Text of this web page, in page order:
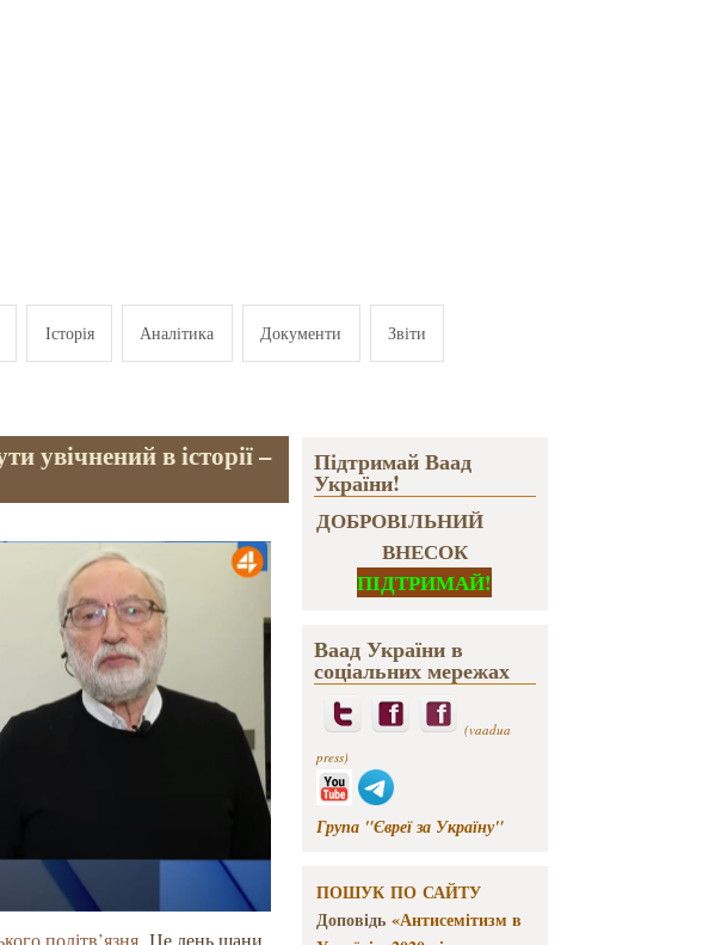
Історія Аналітика Документи Звіти
увічнений в історії –
політв’язня. Це день шани
Підтримай Ваад
України!
ДОБРОВІЛЬНИЙ
ВНЕСОК
ПІДТРИМАЙ!
Ваад України в
соціальних мережах
(vaadua
press)
Група "Євреї за Україну"
ПОШУК ПО САЙТУ
Доповідь «Антисемітизм в